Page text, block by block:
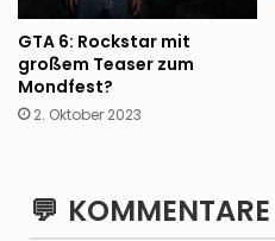
GTA 6: Rockstar mit
großem Teaser zum
Mondfest?
2. Oktober 2023
KOMMENTARE